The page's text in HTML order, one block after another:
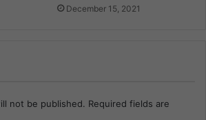
December 15, 2021
not be published. Required fields are